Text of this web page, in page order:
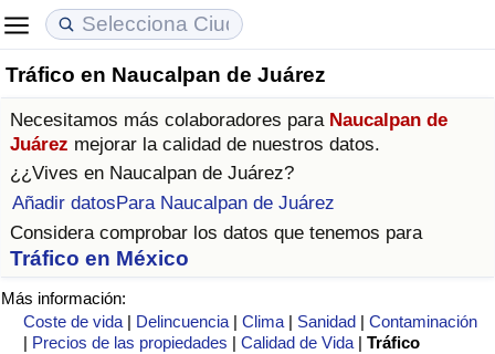
Tráfico en Naucalpan de Juárez
Necesitamos más colaboradores para Naucalpan de
Juárez mejorar la calidad de nuestros datos.
¿¿Vives en Naucalpan de Juárez?
Añadir datosPara Naucalpan de Juárez
Considera comprobar los datos que tenemos para
Tráfico en México
Más información:
Coste de vida | Delincuencia |Clima | Sanidad |Contaminación
| Precios de las propiedades |Calidad de Vida |Tráfico
Coste de vida
Índice de Costo de Vida (Actual)
Índice de Costo de Vida
Índice de costo de vida por país
en aqaba
Precios de las propiedades
Índice de Precios de Inmuebles (Actual)
Índice de Precios de Inmuebles
Índice de Precios de Inmuebles por País
Calidad de Vida
Índice de Calidad de Vida
Índice de Calidad de Vida (Actual)
Índice de calidad de vida por país
Delincuencia